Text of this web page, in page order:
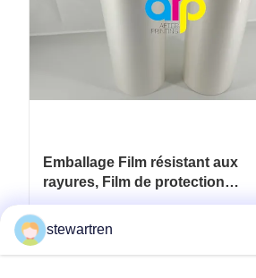
Emballage Film résistant aux
rayures, Film de protection
thermique BOPP 28 microns
Obtenez le meilleur prix
stewartren